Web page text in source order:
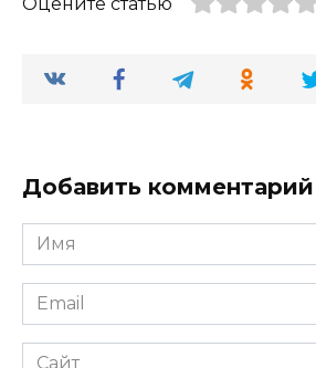
Добавить комментарий
Имя
*
Email
*
Сайт